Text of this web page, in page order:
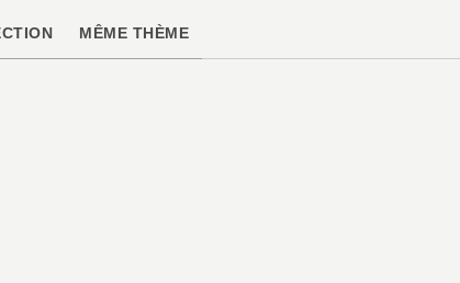
MÊME THÈME